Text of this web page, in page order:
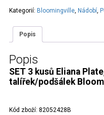
Kategorií: Bloomingville, Nádobí,
Popis
Popis
SET 3 kusů Eliana
talířek/podšálek
Kód zboží: 82052428B